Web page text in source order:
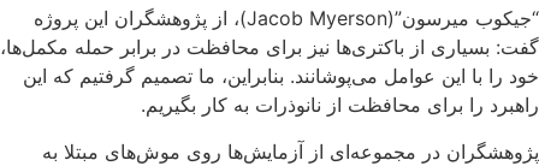
“جیکوب میرسون”(Jacob Myerson)، از پژوهشگران این پروژه
گفت: بسیاری از باکتری‌ها نیز برای محافظت در برابر حمله مکمل‌ها،
خود را با این عوامل می‌پوشانند. بنابراین، ما تصمیم گرفتیم که این
راهبرد را برای محافظت از نانوذرات به کار بگیریم.
پژوهشگران در مجموعه‌ای از آزمایش‌ها روی موش‌های مبتلا به